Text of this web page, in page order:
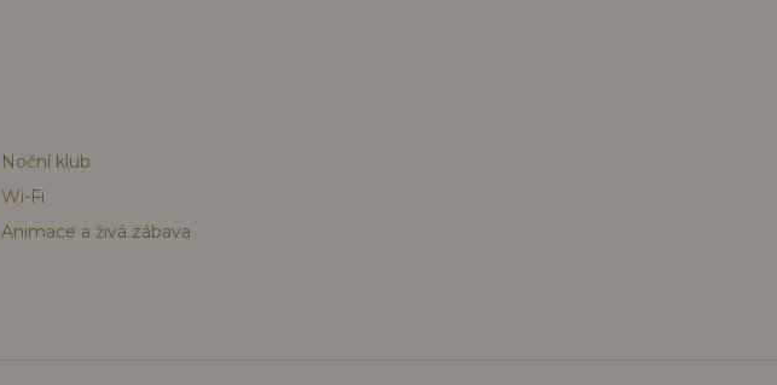
Noční klub
Wi-Fi
Animace a živá zábava